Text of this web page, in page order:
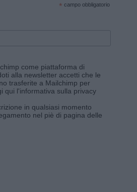
* campo obbligatorio
come piattaforma di
alla newsletter accetti che le
trasferite a Mailchimp per
qui l'informativa sulla privacy
in qualsiasi momento
nel piè di pagina delle